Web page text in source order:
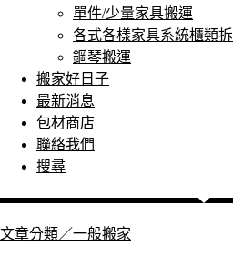
單件/少量家具搬運
各式各樣家具系統櫃類
鋼琴搬運
搬家好日子
最新消息
包材商店
聯絡我們
搜尋
文章分類／一般搬家